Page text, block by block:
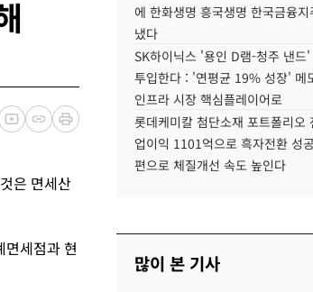
은 면세산
세점과 현
에 한화생명 흥국생명 한국금융
냈다
SK하이닉스 '용인 D램-청주 낸
투입한다 : '연평균 19% 성장' 메
인프라 시장 핵심플레이어로
롯데케미칼 첨단소재 포트폴리오
업이익 1101억으로 흑자전환 성
편으로 체질개선 속도 높인다
많이 본 기사